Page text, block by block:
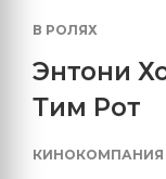
В РОЛЯХ
Энтони
Тим Рот
КИНОКОМПАНИЯ